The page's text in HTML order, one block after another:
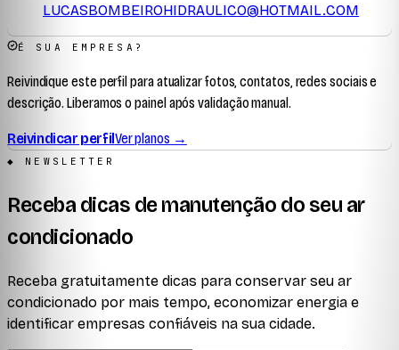
LUCASBOMBEIROHIDRAULICO@HOTMAIL.COM
É SUA EMPRESA?
Reivindique este perfil para atualizar fotos, contatos, redes sociais e
descrição. Liberamos o painel após validação manual.
Reivindicar perfilVer planos →
◆ NEWSLETTER
Receba dicas de manutenção do seu ar
condicionado
Receba gratuitamente dicas para conservar seu ar
condicionado por mais tempo, economizar energia e
identificar empresas confiáveis na sua cidade.